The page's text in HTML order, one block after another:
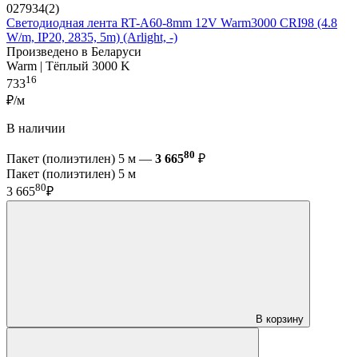
027934(2)
Светодиодная лента RT-A60-8mm 12V Warm3000 CRI98 (4.8
W/m, IP20, 2835, 5m) (Arlight, -)
Произведено в Беларуси
Warm | Тёплый 3000 K
73316
₽/м
В наличии
Пакет (полиэтилен) 5 м — 3 66580 ₽
Пакет (полиэтилен) 5 м
3 66580₽
В корзину